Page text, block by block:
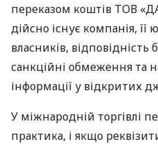
переказом коштів ТОВ
дійсно існує компанія,
власників, відповідність
санкційні обмеження та
інформації у відкритих
У міжнародній торгівлі
практика, і якщо